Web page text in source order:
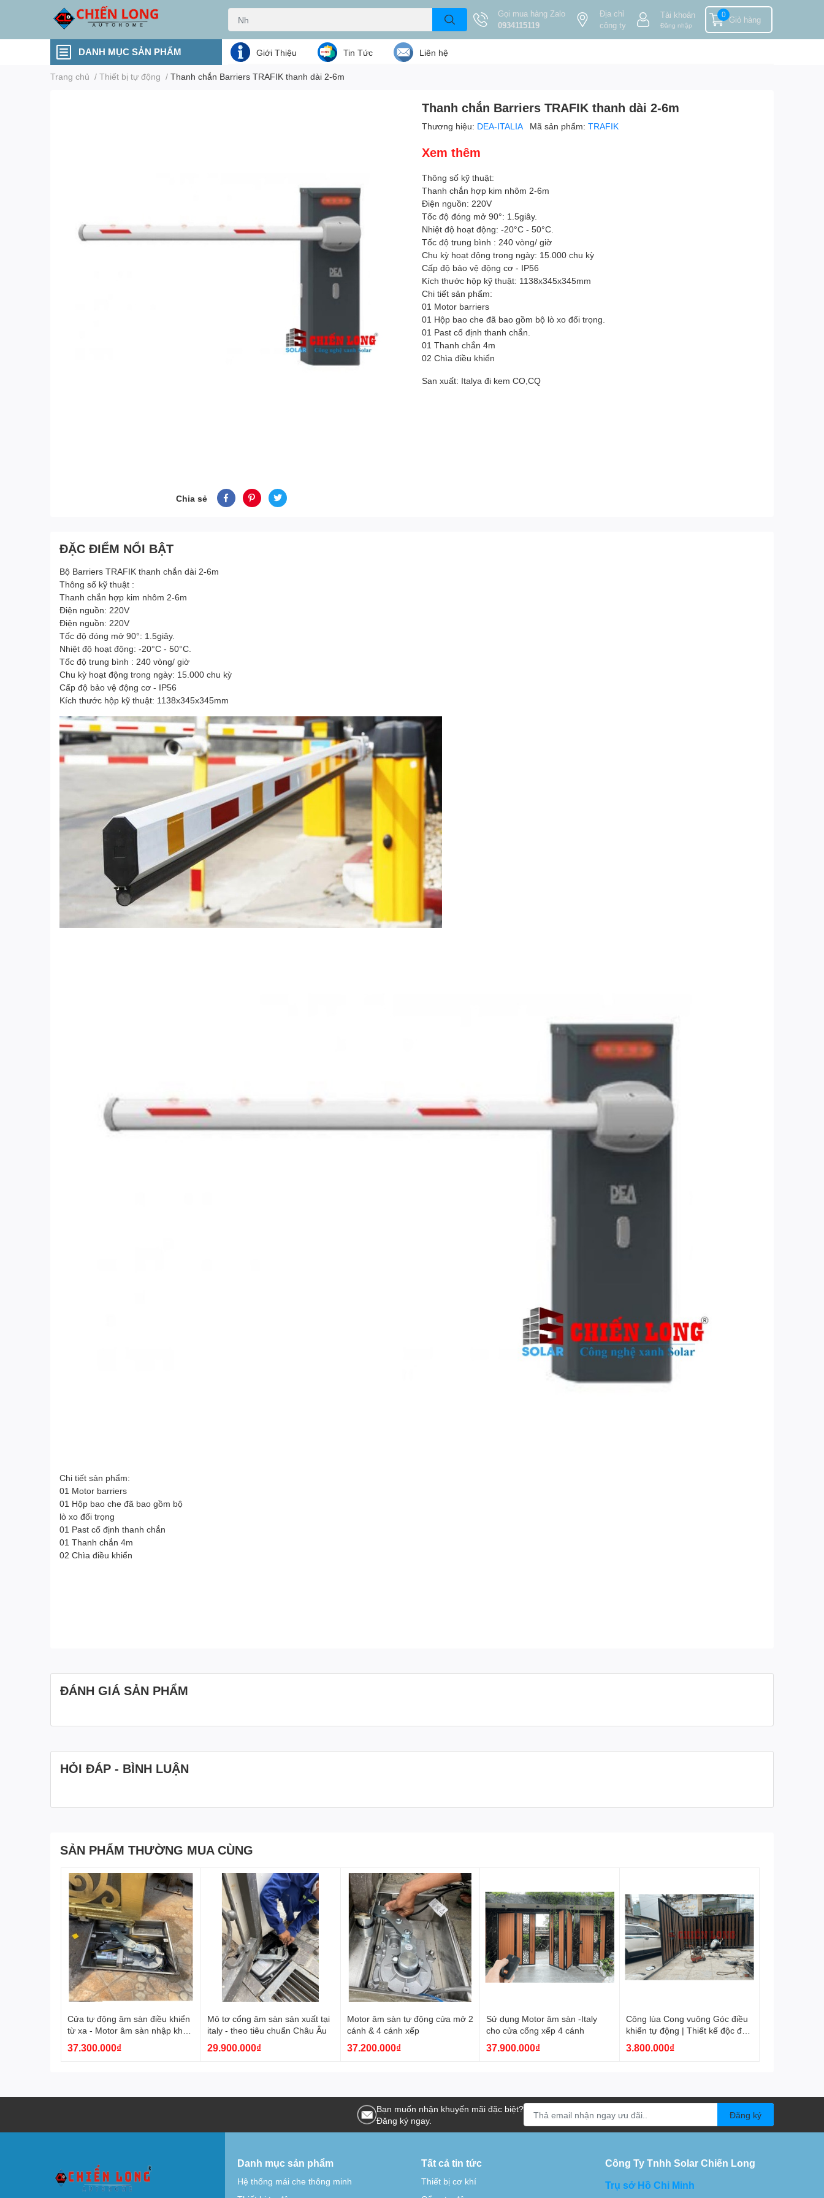
Gọi mua hàng Zalo
0934115119
Địa chỉ
công ty
Tài khoản
Đăng nhập
Giỏ hàng
0
DANH MỤC SẢN PHẨM Giới Thiệu Tin Tức Liên hệ
Trang chủ / Thiết bị tự động / Thanh chắn Barriers TRAFIK thanh dài 2-6m
Chia sẻ
Thanh chắn Barriers TRAFIK thanh dài 2-6m
Thương hiệu: DEA-ITALIA Mã sản phẩm: TRAFIK
Xem thêm
Thông số kỹ thuật:
Thanh chắn hợp kim nhôm 2-6m
Điện nguồn: 220V
Tốc độ đóng mở 90°: 1.5giây.
Nhiệt độ hoạt động: -20°C - 50°C.
Tốc độ trung bình : 240 vòng/ giờ
Chu kỳ hoạt động trong ngày: 15.000 chu kỳ
Cấp độ bảo vệ động cơ - IP56
Kích thước hộp kỹ thuật: 1138x345x345mm
Chi tiết sản phẩm:
01 Motor barriers
01 Hộp bao che đã bao gồm bộ lò xo đối trọng.
01 Past cố định thanh chắn.
01 Thanh chắn 4m
02 Chìa điều khiển
San xuất: Italya đi kem CO,CQ
ĐẶC ĐIỂM NỔI BẬT
Bộ Barriers TRAFIK thanh chắn dài 2-6m
Thông số kỹ thuật :
Thanh chắn hợp kim nhôm 2-6m
Điện nguồn: 220V
Điện nguồn: 220V
Tốc độ đóng mở 90°: 1.5giây.
Nhiệt độ hoạt động: -20°C - 50°C.
Tốc độ trung bình : 240 vòng/ giờ
Chu kỳ hoạt động trong ngày: 15.000 chu kỳ
Cấp độ bảo vệ động cơ - IP56
Kích thước hộp kỹ thuật: 1138x345x345mm
Chi tiết sản phẩm:
01 Motor barriers
01 Hộp bao che đã bao gồm bộ
lò xo đối trọng
01 Past cố định thanh chắn
01 Thanh chắn 4m
02 Chìa điều khiển
ĐÁNH GIÁ SẢN PHẨM
HỎI ĐÁP - BÌNH LUẬN
SẢN PHẨM THƯỜNG MUA CÙNG
Cửa tự động âm sàn điều khiển
từ xa - Motor âm sàn nhập khẩu
từ italy
37.300.000₫
Mô tơ cổng âm sàn sản xuất tại
italy - theo tiêu chuẩn Châu Âu
29.900.000₫
Motor âm sàn tự động cửa mở 2
cánh & 4 cánh xếp
37.200.000₫
Sử dụng Motor âm sàn -Italy
cho cửa cổng xếp 4 cánh
37.900.000₫
Công lùa Cong vuông Góc điều
khiển tự động | Thiết kế độc đáo
mẫu cổng xu hướng hiện đại
3.800.000₫
Bạn muốn nhận khuyến mãi đặc biệt?
Đăng ký ngay.
Đăng ký
Danh mục sản phẩm
Hệ thống mái che thông minh
Tất cả tin tức
Thiết bị cơ khí
Công Ty Tnhh Solar Chiến Long
Trụ sở Hồ Chi Minh